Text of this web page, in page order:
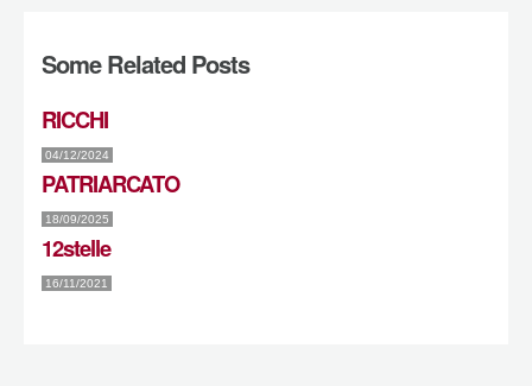
Some Related Posts
RICCHI
04/12/2024
PATRIARCATO
18/09/2025
12stelle
16/11/2021